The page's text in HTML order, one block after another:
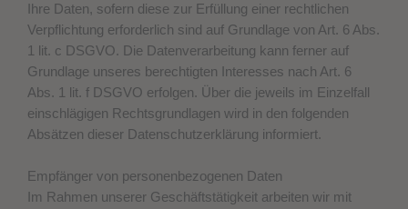
Ihre Daten, sofern diese zur Erfüllung einer rechtlichen
Verpflichtung erforderlich sind auf Grundlage von Art. 6 Abs.
1 lit. c DSGVO. Die Datenverarbeitung kann ferner auf
Grundlage unseres berechtigten Interesses nach Art. 6
Abs. 1 lit. f DSGVO erfolgen. Über die jeweils im Einzelfall
einschlägigen Rechtsgrundlagen wird in den folgenden
Absätzen dieser Datenschutzerklärung informiert.
Empfänger von personenbezogenen Daten
Im Rahmen unserer Geschäftstätigkeit arbeiten wir mit